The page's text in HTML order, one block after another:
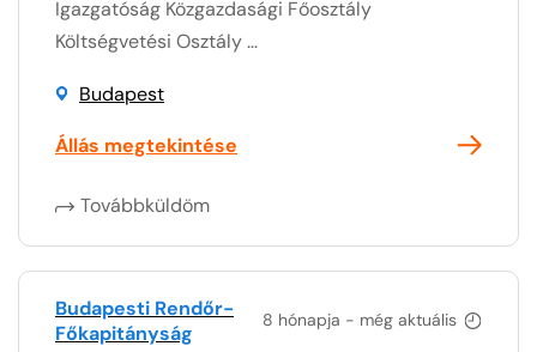
Igazgatóság Közgazdasági Főosztály
Költségvetési Osztály ...
Budapest
Állás megtekintése
Továbbküldöm
8 hónapja - még aktuális
Budapesti Rendőr-
Főkapitányság